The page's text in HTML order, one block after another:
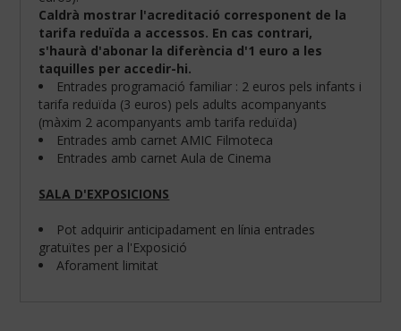
teves
Caldrà mostrar l'acreditació corresponent de la
tarifa reduïda a accessos. En cas contrari,
s'haurà d'abonar la diferència d'1 euro a les
taquilles per accedir-hi.
Entrades programació familiar : 2 euros pels infants i
tarifa reduïda (3 euros) pels adults acompanyants
(màxim 2 acompanyants amb tarifa reduïda)
Entrades amb carnet AMIC Filmoteca
Entrades amb carnet Aula de Cinema
SALA D'EXPOSICIONS
Pot adquirir anticipadament en línia entrades
gratuïtes per a l'Exposició
Aforament limitat